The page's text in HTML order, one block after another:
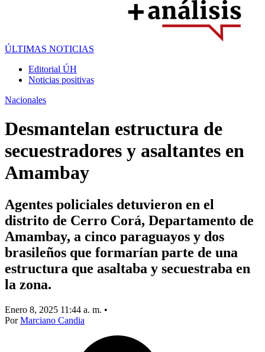
ÚLTIMAS NOTICIAS
Editorial ÚH
Noticias positivas
Nacionales
Desmantelan estructura de
secuestradores y asaltantes en
Amambay
Agentes policiales detuvieron en el
distrito de Cerro Corá, Departamento de
Amambay, a cinco paraguayos y dos
brasileños que formarían parte de una
estructura que asaltaba y secuestraba en
la zona.
Enero 8, 2025 11:44 a. m. •
PorMarciano Candia